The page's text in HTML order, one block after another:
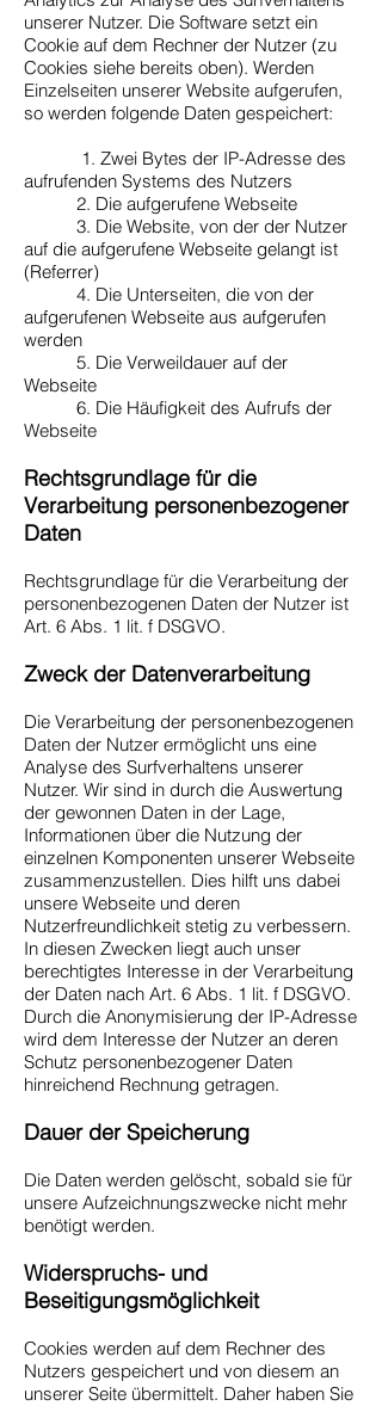
unserer Nutzer. Die Software setzt ein
Cookie auf dem Rechner der Nutzer (zu
Cookies siehe bereits oben). Werden
Einzelseiten unserer Website aufgerufen,
so werden folgende Daten gespeichert:
1. Zwei Bytes der IP-Adresse des
aufrufenden Systems des Nutzers
2. Die aufgerufene Webseite
3. Die Website, von der der Nutzer
auf die aufgerufene Webseite gelangt ist
(Referrer)
4. Die Unterseiten, die von der
aufgerufenen Webseite aus aufgerufen
werden
5. Die Verweildauer auf der
Webseite
6. Die Häufigkeit des Aufrufs der
Webseite
Rechtsgrundlage für die
Verarbeitung personenbezogener
Daten
Rechtsgrundlage für die Verarbeitung der
personenbezogenen Daten der Nutzer ist
Art. 6 Abs. 1 lit. f DSGVO.
Zweck der Datenverarbeitung
Die Verarbeitung der personenbezogenen
Daten der Nutzer ermöglicht uns eine
Analyse des Surfverhaltens unserer
Nutzer. Wir sind in durch die Auswertung
der gewonnen Daten in der Lage,
Informationen über die Nutzung der
einzelnen Komponenten unserer Webseite
zusammenzustellen. Dies hilft uns dabei
unsere Webseite und deren
Nutzerfreundlichkeit stetig zu verbessern.
In diesen Zwecken liegt auch unser
berechtigtes Interesse in der Verarbeitung
der Daten nach Art. 6 Abs. 1 lit. f DSGVO.
Durch die Anonymisierung der IP-Adresse
wird dem Interesse der Nutzer an deren
Schutz personenbezogener Daten
hinreichend Rechnung getragen.
Dauer der Speicherung
Die Daten werden gelöscht, sobald sie für
unsere Aufzeichnungszwecke nicht mehr
benötigt werden.
Widerspruchs- und
Beseitigungsmöglichkeit
Cookies werden auf dem Rechner des
Nutzers gespeichert und von diesem an
unserer Seite übermittelt. Daher haben Sie